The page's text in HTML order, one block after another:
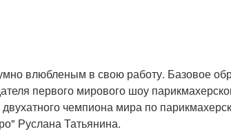
влюбленым в свою работу. Базовое
первого мирового шоу
чемпиона мира по
Руслана Татьянина.